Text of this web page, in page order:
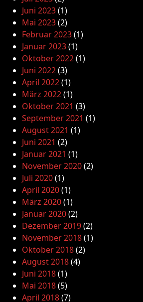
Juni 2023(1)
Mai 2023(2)
Februar 2023(1)
Januar 2023(1)
Oktober 2022(1)
Juni 2022(3)
April 2022(1)
März 2022(1)
Oktober 2021 (3)
September 2021 (1)
August 2021 (1)
Juni 2021 (2)
Januar 2021 (1)
November 2020(2)
Juli 2020(1)
April 2020(1)
März 2020(1)
Januar 2020(2)
Dezember 2019(2)
November 2018(1)
Oktober 2018(2)
August 2018(4)
Juni 2018(1)
Mai 2018(5)
April 2018(7)